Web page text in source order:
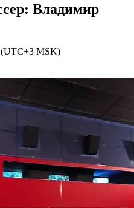
Владимир
(UTC+3 MSK)